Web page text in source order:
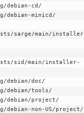
debian-cd/
minicd/
sarge/main/
sid/main/installer-
doc/
debian/tools/
debian/project/
non-US/project/